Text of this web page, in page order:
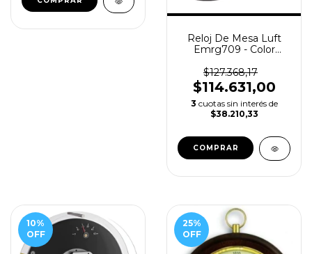
Reloj De Mesa Luft
Emrg709 - Color
$127.368,17
$114.631,00
3 cuotas sin interés de
$38.210,33
10%
OFF
25%
OFF